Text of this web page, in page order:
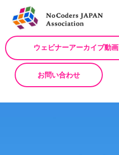
ウェビナーアーカイブ動画
お問い合わせ